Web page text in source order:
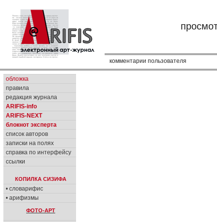
комментарии пользователя
обложка
правила
редакция журнала
ARIFIS-info
ARIFIS-NEXT
блокнот эксперта
список авторов
записки на полях
справка по интерфейсу
ссылки
КОПИЛКА СИЗИФА
• словарифис
• арифизмы
ФОТО-АРТ